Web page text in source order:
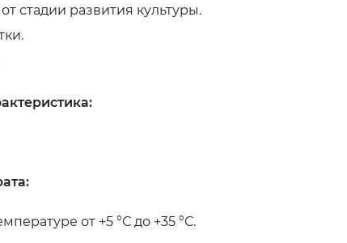
стадии развития культуры.
от +5 °С до +35 °С.